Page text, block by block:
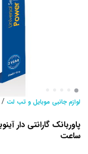
لوازم جانبی موبایل و تب لت /
ساعت